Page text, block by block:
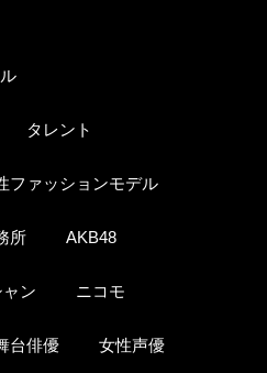
タレント
ファッションモデル
所 AKB48
ン ニコモ
台俳優 女性声優